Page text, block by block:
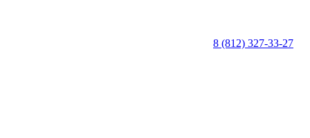
8 (812) 327-33-27